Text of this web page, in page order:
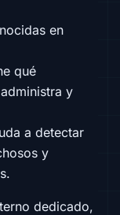
en
qué
y
a detectar
y
dedicado,